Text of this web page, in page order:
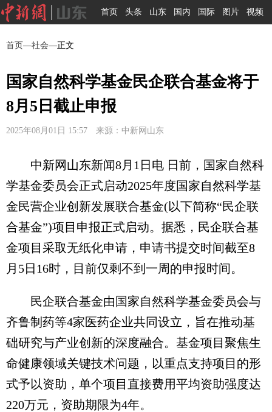
首页 头条 山东 国内 国际 图片 视频
首页—社会—正文
国家自然科学基金民企联合基金将于
8月5日截止申报
2025年08月01日 15:57 来源：中新网山东
中新网山东新闻8月1日电 日前，国家自然科
学基金委员会正式启动2025年度国家自然科学基
金民营企业创新发展联合基金(以下简称“民企联
合基金”)项目申报正式启动。据悉，民企联合基
金项目采取无纸化申请，申请书提交时间截至8
月5日16时，目前仅剩不到一周的申报时间。
民企联合基金由国家自然科学基金委员会与
齐鲁制药等4家医药企业共同设立，旨在推动基
础研究与产业创新的深度融合。基金项目聚焦生
命健康领域关键技术问题，以重点支持项目的形
式予以资助，单个项目直接费用平均资助强度达
220万元，资助期限为4年。